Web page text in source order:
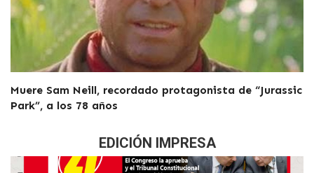
Muere Sam Neill, recordado protagonista de “Jurassic
Park”, a los 78 años
EDICIÓN IMPRESA